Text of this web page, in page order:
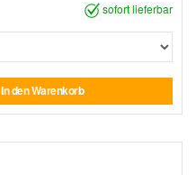
sofort lieferbar
In den Warenkorb